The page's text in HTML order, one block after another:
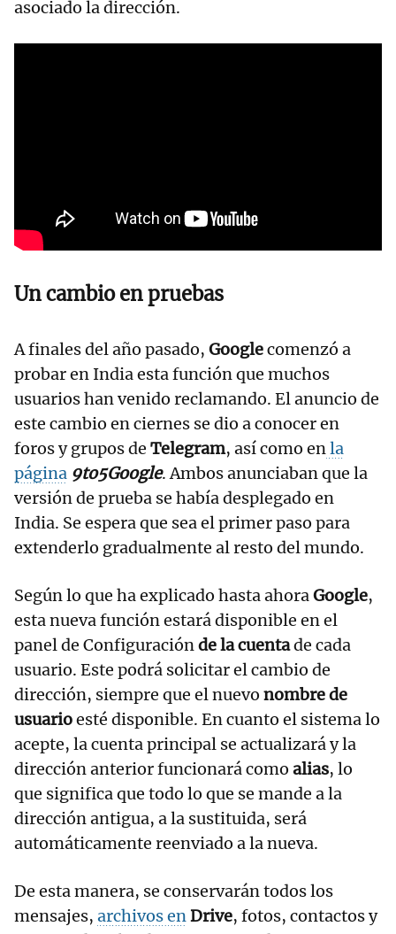
asociado la dirección.
Un cambio en pruebas
A finales del año pasado, Googlecomenzó a
probar en India esta función que muchos
usuarios han venido reclamando. El anuncio de
este cambio en ciernes se dio a conocer en
foros y grupos de Telegram, así como enla
página 9to5Google. Ambos anunciaban que la
versión de prueba se había desplegado en
India. Se espera que sea el primer paso para
extenderlo gradualmente al resto del mundo.
Según lo que ha explicado hasta ahoraGoogle,
esta nueva función estará disponible en el
panel de Configuraciónde la cuentade cada
usuario. Este podrá solicitar el cambio de
dirección, siempre que el nuevo nombre de
usuarioesté disponible. En cuanto el sistema lo
acepte, la cuenta principal se actualizará y la
dirección anterior funcionará como alias, lo
que significa que todo lo que se mande a la
dirección antigua, a la sustituida, será
automáticamente reenviado a la nueva.
De esta manera, se conservarán todos los
mensajes, archivos enDrive, fotos, contactos y